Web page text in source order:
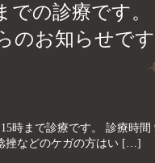
での診療です
のお知らせです
時まで診療です。 診療時
挫などのケガの方はい […]